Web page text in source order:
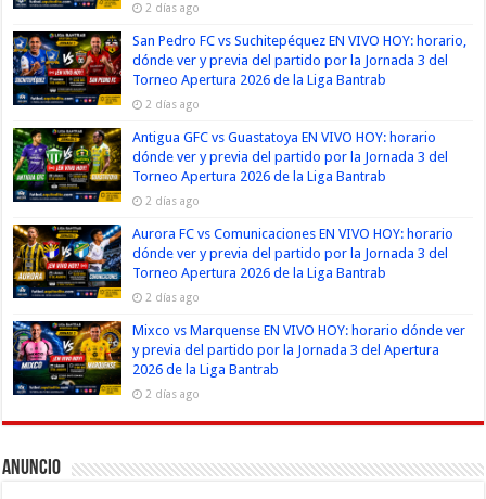
2 días ago
San Pedro FC vs Suchitepéquez EN VIVO HOY: horario,
dónde ver y previa del partido por la Jornada 3 del
Torneo Apertura 2026 de la Liga Bantrab
2 días ago
Antigua GFC vs Guastatoya EN VIVO HOY: horario
dónde ver y previa del partido por la Jornada 3 del
Torneo Apertura 2026 de la Liga Bantrab
2 días ago
Aurora FC vs Comunicaciones EN VIVO HOY: horario
dónde ver y previa del partido por la Jornada 3 del
Torneo Apertura 2026 de la Liga Bantrab
2 días ago
Mixco vs Marquense EN VIVO HOY: horario dónde ver
y previa del partido por la Jornada 3 del Apertura
2026 de la Liga Bantrab
2 días ago
Anuncio